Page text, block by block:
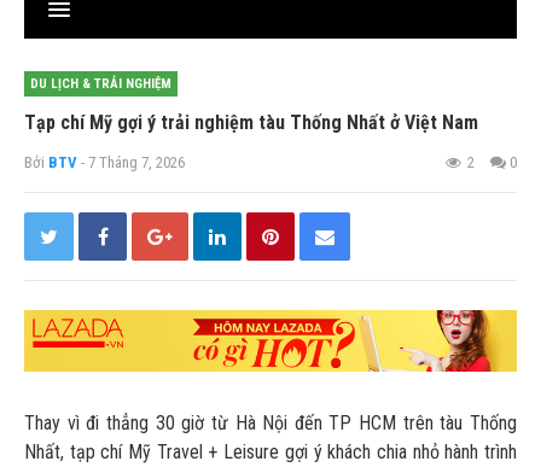
DU LỊCH & TRẢI NGHIỆM
Tạp chí Mỹ gợi ý trải nghiệm tàu Thống Nhất ở Việt Nam
Bởi BTV - 7 Tháng 7, 2026 2 0
Thay vì đi thẳng 30 giờ từ Hà Nội đến TP HCM trên tàu Thống
Nhất, tạp chí Mỹ Travel + Leisure gợi ý khách chia nhỏ hành trình